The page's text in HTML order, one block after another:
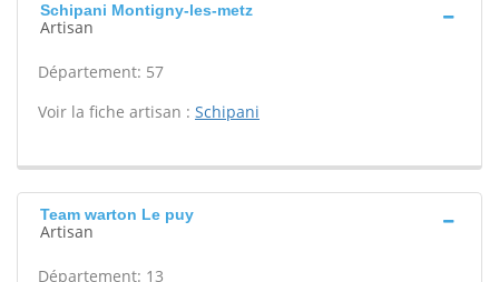
Schipani Montigny-les-metz
Artisan
Département: 57
Voir la fiche artisan : Schipani
Team warton Le puy
Artisan
Département: 13